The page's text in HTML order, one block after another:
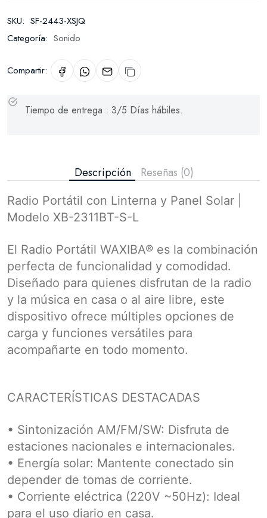
SKU: SF-2443-XSJQ
Categoría: Sonido
Compartir:
Tiempo de entrega : 3/5 Días hábiles.
Descripción Reseñas (0)
Radio Portátil con Linterna y Panel Solar |
Modelo XB-2311BT-S-L
El Radio Portátil WAXIBA® es la combinación
perfecta de funcionalidad y comodidad.
Diseñado para quienes disfrutan de la radio
y la música en casa o al aire libre, este
dispositivo ofrece múltiples opciones de
carga y funciones versátiles para
acompañarte en todo momento.
CARACTERÍSTICAS DESTACADAS
• Sintonización AM/FM/SW: Disfruta de
estaciones nacionales e internacionales.
• Energía solar: Mantente conectado sin
depender de tomas de corriente.
• Corriente eléctrica (220V ~50Hz): Ideal
para el uso diario en casa.